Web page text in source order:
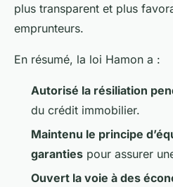
plus transparent et plus
emprunteurs.
En résumé, la loi Hamon a :
Autorisé la résiliation
du crédit immobilier.
Maintenu le principe
garanties pour assurer
Ouvert la voie à des